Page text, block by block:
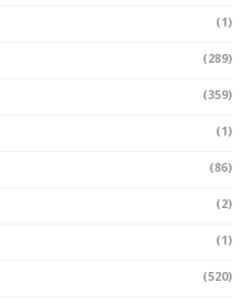
(1)
(289)
(359)
(1)
(86)
(2)
(1)
(520)